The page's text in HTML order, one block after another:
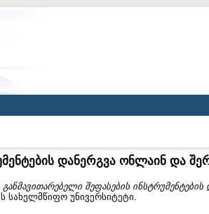
დანერგვა ონლაინ და
განმავითარებელი შეფასების
სახელმწიფო უნივერსიტეტი.